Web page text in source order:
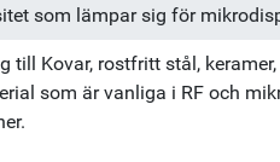
som lämpar sig för
till Kovar, rostfritt stål,
som är vanliga i RF och